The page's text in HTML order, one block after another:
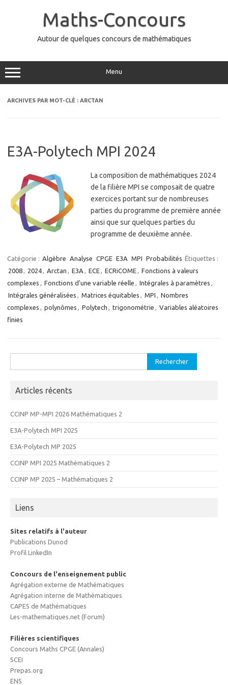
Maths-Concours
Autour de quelques concours de mathématiques
Menu
ARCHIVES PAR MOT-CLÉ : ARCTAN
E3A-Polytech MPI 2024
La composition de mathématiques 2024
de la filière MPI se composait de quatre
exercices portant sur de nombreuses
parties du programme de première année
ainsi que sur quelques parties du
programme de deuxième année.
Catégorie : Algèbre Analyse CPGE E3A MPI Probabilités Étiquettes :
2008, 2024, Arctan , E3A , ECE, ECRiCOME, Fonctions à valeurs
complexes , Fonctions d'une variable réelle , Intégrales à paramètres ,
Intégrales généralisées , Matrices équitables , MPI , Nombres
complexes , polynômes , Polytech , trigonométrie , Variables aléatoires
finies
Articles récents
CCINP MP-MPI 2026 Mathématiques 2
E3A-Polytech MPI 2025
E3A-Polytech MP 2025
CCINP MPI 2025 Mathématiques 2
CCINP MP 2025 – Mathématiques 2
Liens
Sites relatifs à l'auteur
Publications Dunod
Profil LinkedIn
Concours de l'enseignement public
Agrégation externe de Mathématiques
Agrégation interne de Mathématiques
CAPES de Mathématiques
Les-mathematiques.net (Forum)
Filières scientifiques
Concours Maths CPGE (Annales)
SCEI
Prepas.org
ENS